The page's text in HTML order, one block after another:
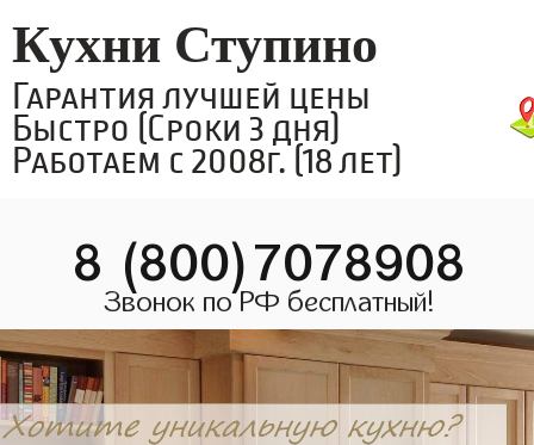
Кухни Ступино
Гарантия лучшей цены
Быстро (Сроки 3 дня)
Работаем с 2008г. (18 лет)
8 (800)7078908
Звонок по РФ бесплатный!